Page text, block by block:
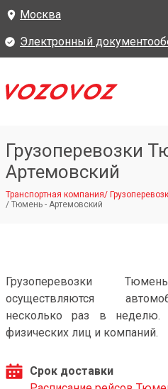
Москва
Электронный
Грузоперевозки
Артемовский
Транспортная компания/
/ Тюмень - Артемовский
Грузоперевозки
осуществляются
несколько раз в
физических лиц и компаний.
Срок доставки